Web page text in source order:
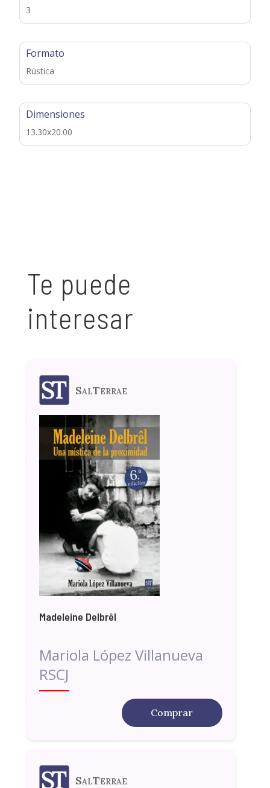
3
Formato
Rústica
Dimensiones
13.30x20.00
Te puede
interesar
SalTerrae
Madeleine Delbrêl
Mariola López Villanueva
RSCJ
Comprar
SalTerrae